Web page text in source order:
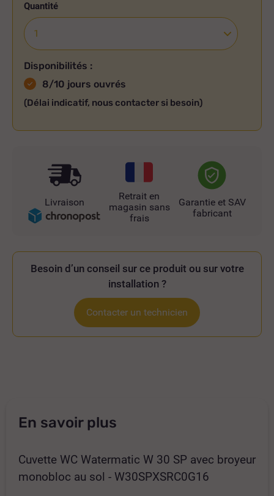
Quantité
Disponibilités :
8/10 jours ouvrés
(Délai indicatif, nous contacter si besoin)
Livraison
Retrait en
magasin sans
frais
Garantie et SAV
fabricant
Besoin d’un conseil sur ce produit ou sur votre
installation ?
Contacter un technicien
En savoir plus
Cuvette WC Watermatic W 30 SP avec broyeur
monobloc au sol - W30SPXSRC0G16